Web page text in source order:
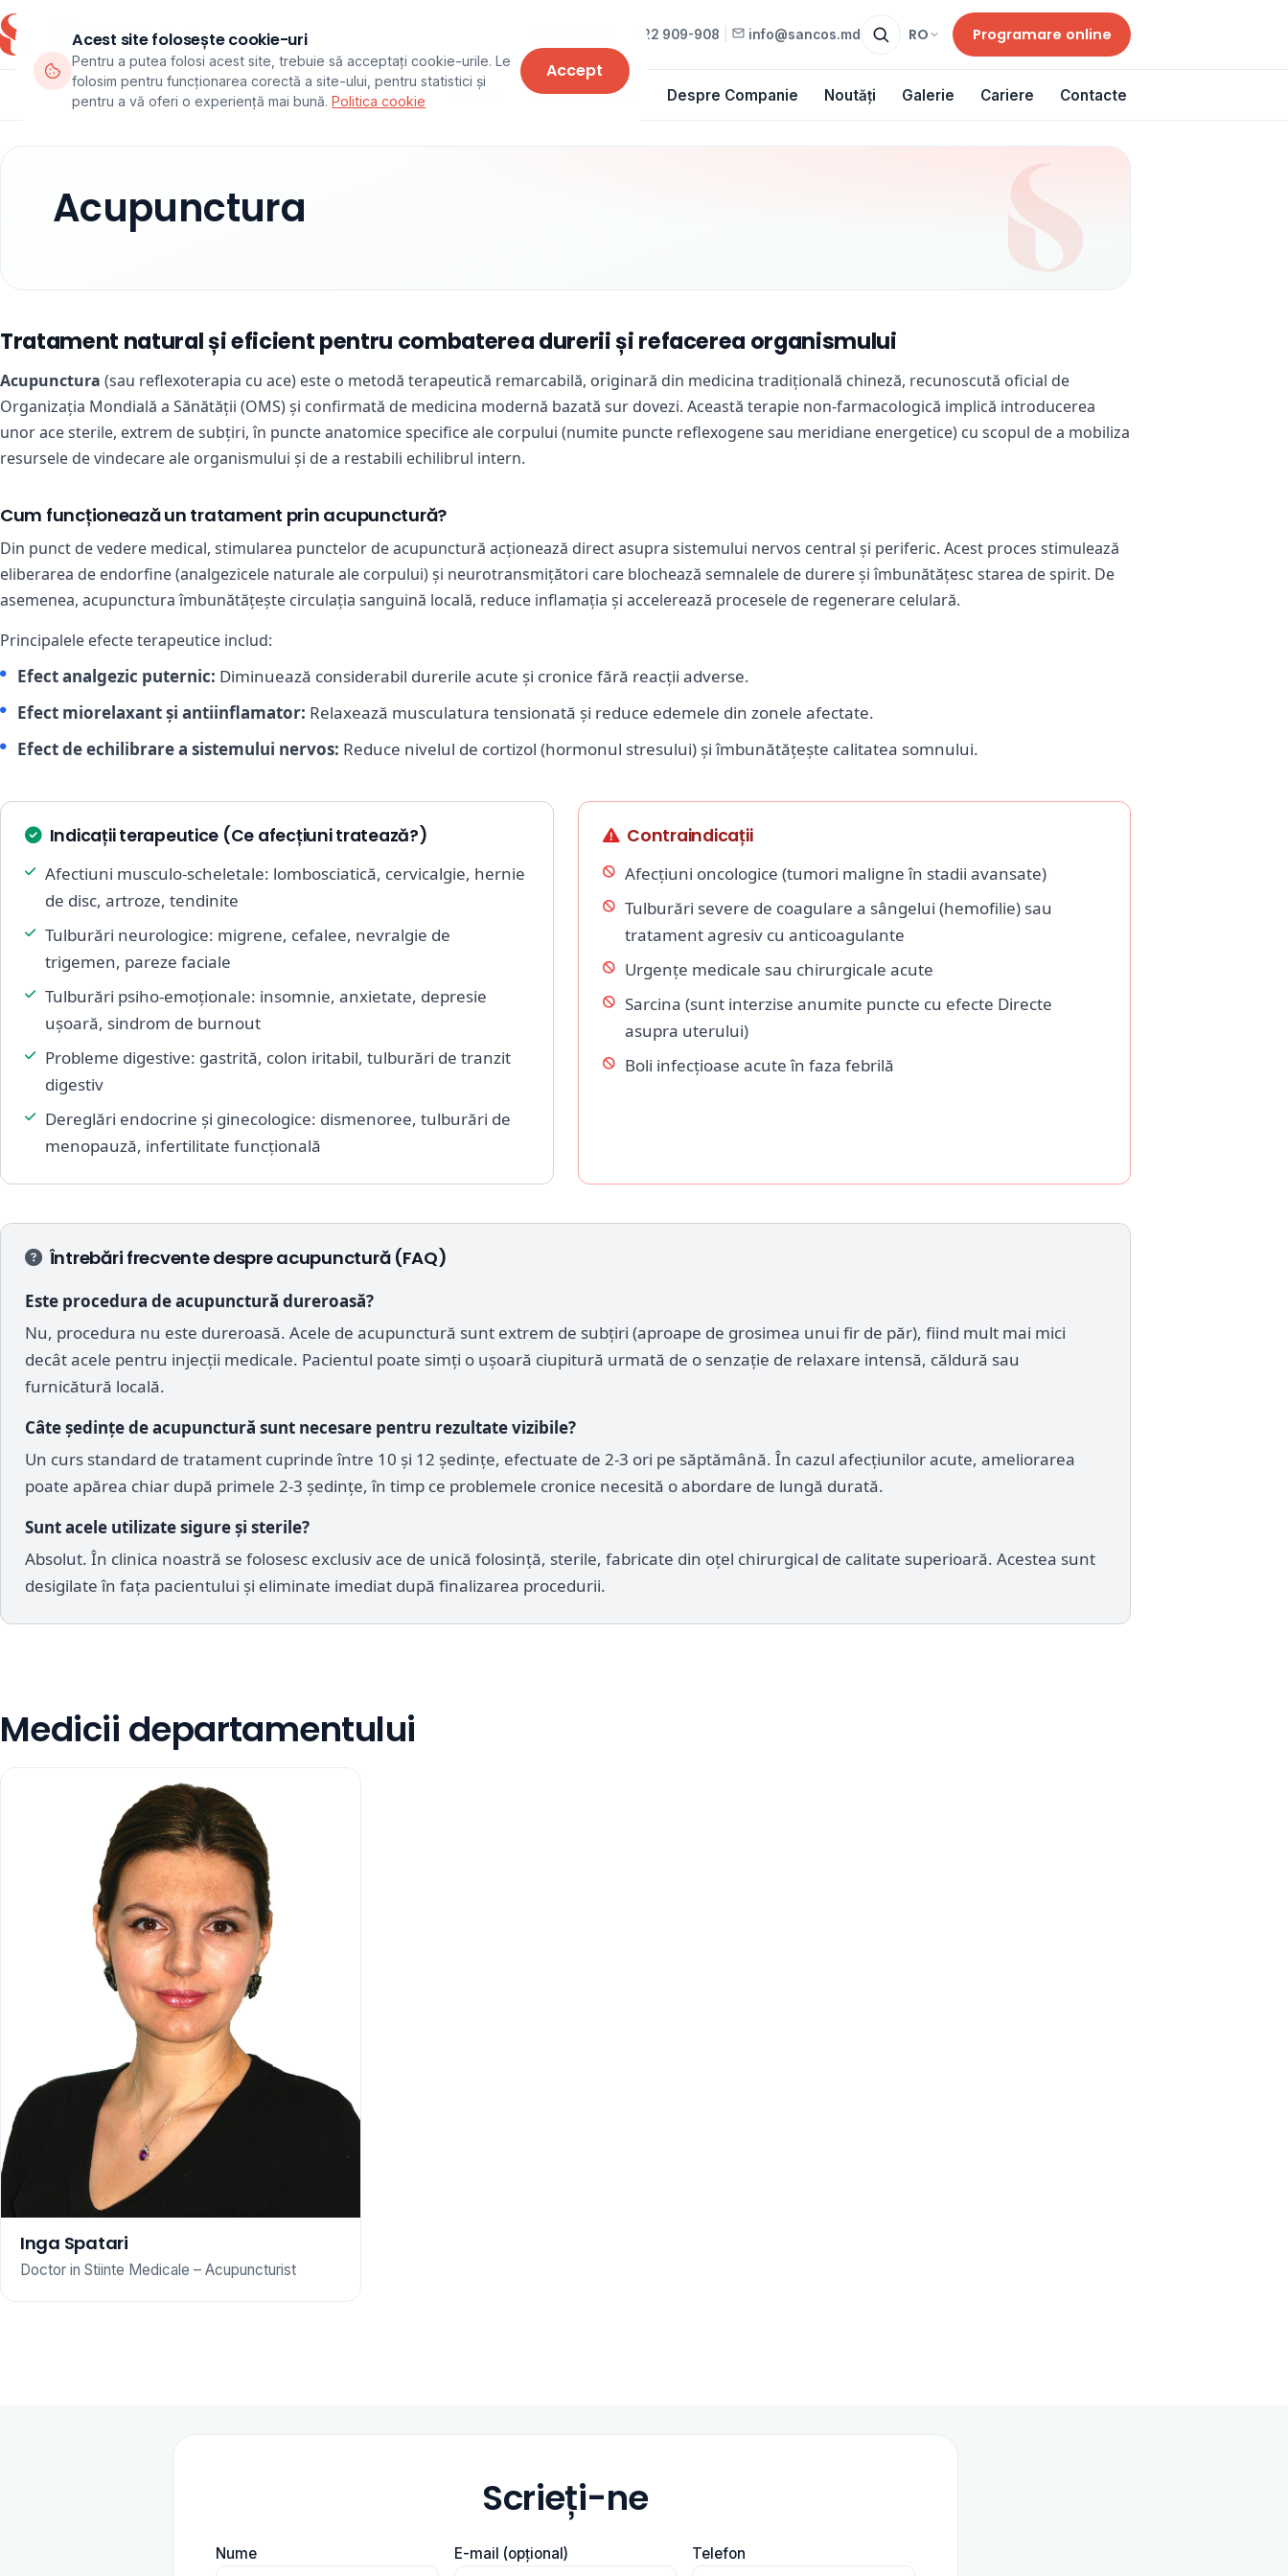
022 909-908 info@sancos.md RO Programare online
Departamente Echipa Pachete Cursuri Lista de prețuri Despre Companie Noutăți Galerie Cariere Contacte
Acupunctura
Tratament natural și eficient pentru combaterea durerii și refacerea organismului
Acupunctura (sau reflexoterapia cu ace) este o metodă terapeutică remarcabilă, originară din medicina tradițională chineză, recunoscută oficial de
Organizația Mondială a Sănătății (OMS) și confirmată de medicina modernă bazată sur dovezi. Această terapie non-farmacologică implică introducerea
unor ace sterile, extrem de subțiri, în puncte anatomice specifice ale corpului (numite puncte reflexogene sau meridiane energetice) cu scopul de a mobiliza
resursele de vindecare ale organismului și de a restabili echilibrul intern.
Cum funcționează un tratament prin acupunctură?
Din punct de vedere medical, stimularea punctelor de acupunctură acționează direct asupra sistemului nervos central și periferic. Acest proces stimulează
eliberarea de endorfine (analgezicele naturale ale corpului) și neurotransmițători care blochează semnalele de durere și îmbunătățesc starea de spirit. De
asemenea, acupunctura îmbunătățește circulația sanguină locală, reduce inflamația și accelerează procesele de regenerare celulară.
Principalele efecte terapeutice includ:
Efect analgezic puternic: Diminuează considerabil durerile acute și cronice fără reacții adverse.
Efect miorelaxant și antiinflamator: Relaxează musculatura tensionată și reduce edemele din zonele afectate.
Efect de echilibrare a sistemului nervos: Reduce nivelul de cortizol (hormonul stresului) și îmbunătățește calitatea somnului.
Indicații terapeutice (Ce afecțiuni tratează?)
Afectiuni musculo-scheletale: lombosciatică, cervicalgie, hernie
de disc, artroze, tendinite
Tulburări neurologice: migrene, cefalee, nevralgie de
trigemen, pareze faciale
Tulburări psiho-emoționale: insomnie, anxietate, depresie
ușoară, sindrom de burnout
Probleme digestive: gastrită, colon iritabil, tulburări de tranzit
digestiv
Dereglări endocrine și ginecologice: dismenoree, tulburări de
menopauză, infertilitate funcțională
Contraindicații
Afecțiuni oncologice (tumori maligne în stadii avansate)
Tulburări severe de coagulare a sângelui (hemofilie) sau
tratament agresiv cu anticoagulante
Urgențe medicale sau chirurgicale acute
Sarcina (sunt interzise anumite puncte cu efecte Directe
asupra uterului)
Boli infecțioase acute în faza febrilă
Întrebări frecvente despre acupunctură (FAQ)
Este procedura de acupunctură dureroasă?
Nu, procedura nu este dureroasă. Acele de acupunctură sunt extrem de subțiri (aproape de grosimea unui fir de păr), fiind mult mai mici
decât acele pentru injecții medicale. Pacientul poate simți o ușoară ciupitură urmată de o senzație de relaxare intensă, căldură sau
furnicătură locală.
Câte ședințe de acupunctură sunt necesare pentru rezultate vizibile?
Un curs standard de tratament cuprinde între 10 și 12 ședințe, efectuate de 2-3 ori pe săptămână. În cazul afecțiunilor acute, ameliorarea
poate apărea chiar după primele 2-3 ședințe, în timp ce problemele cronice necesită o abordare de lungă durată.
Sunt acele utilizate sigure și sterile?
Absolut. În clinica noastră se folosesc exclusiv ace de unică folosință, sterile, fabricate din oțel chirurgical de calitate superioară. Acestea sunt
desigilate în fața pacientului și eliminate imediat după finalizarea procedurii.
Medicii departamentului
Inga Spatari
Doctor in Stiinte Medicale – Acupuncturist
Scrieți-ne
Nume E-mail (opțional) Telefon
Acest site folosește cookie-uri
Pentru a putea folosi acest site, trebuie să acceptați cookie-urile. Le
folosim pentru funcționarea corectă a site-ului, pentru statistici și
pentru a vă oferi o experiență mai bună.Politica cookie
Accept